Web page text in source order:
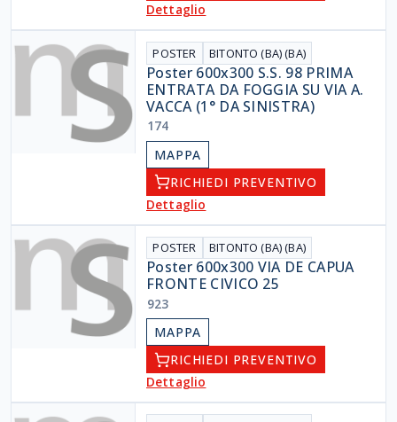
Dettaglio
POSTER BITONTO (BA) (BA)
Poster 600x300 S.S. 98 PRIMA
ENTRATA DA FOGGIA SU VIA A.
VACCA (1° DA SINISTRA)
174
MAPPA
RICHIEDI PREVENTIVO
Dettaglio
POSTER BITONTO (BA) (BA)
Poster 600x300 VIA DE CAPUA
FRONTE CIVICO 25
923
MAPPA
RICHIEDI PREVENTIVO
Dettaglio